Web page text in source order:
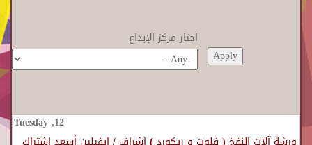
اختار مركز الإبداع